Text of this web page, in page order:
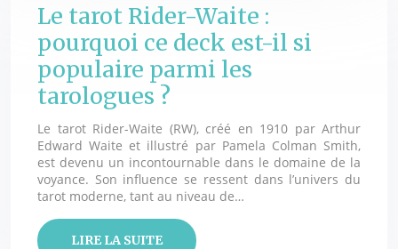
Le tarot Rider-Waite :
pourquoi ce deck est-il si
populaire parmi les
tarologues ?
Le tarot Rider-Waite (RW), créé en 1910 par Arthur
Edward Waite et illustré par Pamela Colman Smith,
est devenu un incontournable dans le domaine de la
voyance. Son influence se ressent dans l’univers du
tarot moderne, tant au niveau de…
LIRE LA SUITE